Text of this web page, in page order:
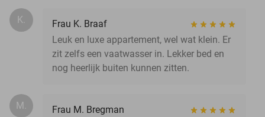
K.
Frau K. Braaf
Leuk en luxe appartement, wel wat klein. Er
zit zelfs een vaatwasser in. Lekker bed en
nog heerlijk buiten kunnen zitten.
M.
Frau M. Bregman